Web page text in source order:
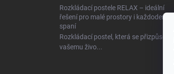
Rozkládací postele RELAX – ideální
řešení pro malé prostory i každodenní
spaní
Rozkládací postel, která se přizpůsobí
vašemu živo...